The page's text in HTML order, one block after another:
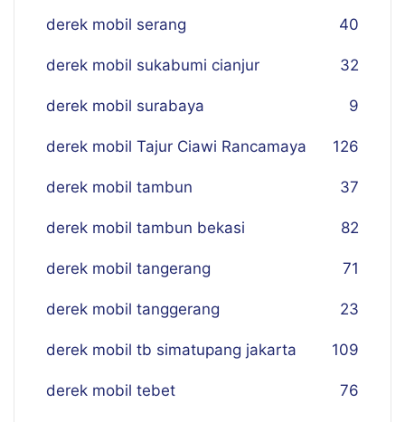
derek mobil serang 40
derek mobil sukabumi cianjur 32
derek mobil surabaya 9
derek mobil Tajur Ciawi Rancamaya 126
derek mobil tambun 37
derek mobil tambun bekasi 82
derek mobil tangerang 71
derek mobil tanggerang 23
derek mobil tb simatupang jakarta 109
derek mobil tebet 76